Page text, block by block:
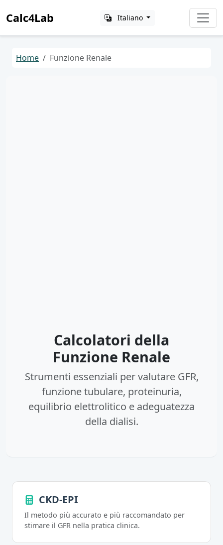
Calc4Lab Italiano
Home Funzione Renale
Calcolatori della
Funzione Renale
Strumenti essenziali per valutare GFR,
funzione tubulare, proteinuria,
equilibrio elettrolitico e adeguatezza
della dialisi.
CKD-EPI
Il metodo più accurato e più raccomandato per
stimare il GFR nella pratica clinica.